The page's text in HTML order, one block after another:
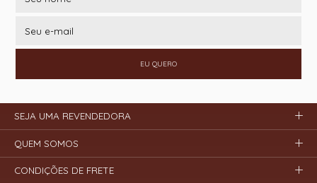
EU QUERO
SEJA UMA REVENDEDORA
QUEM SOMOS
CONDIÇÕES DE FRETE